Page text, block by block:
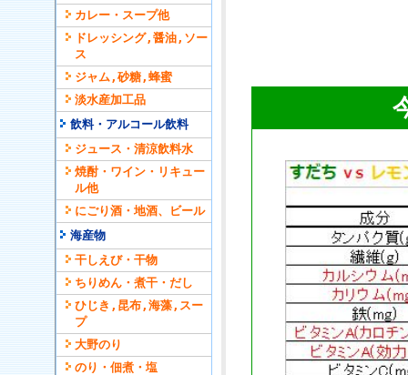
カレー・スープ他
ドレッシング,醤油,ソー
ス
ジャム,砂糖,蜂蜜
淡水産加工品
飲料・アルコール飲料
ジュース・清涼飲料水
焼酎・ワイン・リキュー
ル他
にごり酒・地酒、ビール
海産物
干しえび・干物
ちりめん・煮干・だし
ひじき,昆布,海藻,スー
プ
大野のり
のり・佃煮・塩